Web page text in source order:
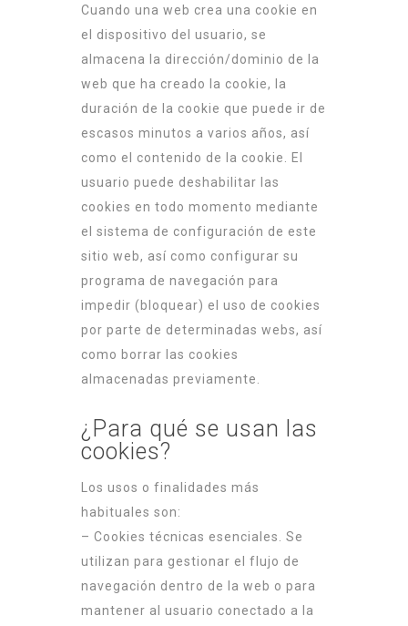
Cuando una web crea una cookie en
el dispositivo del usuario, se
almacena la dirección/dominio de la
web que ha creado la cookie, la
duración de la cookie que puede ir de
escasos minutos a varios años, así
como el contenido de la cookie. El
usuario puede deshabilitar las
cookies en todo momento mediante
el sistema de configuración de este
sitio web, así como configurar su
programa de navegación para
impedir (bloquear) el uso de cookies
por parte de determinadas webs, así
como borrar las cookies
almacenadas previamente.
¿Para qué se usan las
cookies?
Los usos o finalidades más
habituales son:
– Cookies técnicas esenciales. Se
utilizan para gestionar el flujo de
navegación dentro de la web o para
mantener al usuario conectado a la